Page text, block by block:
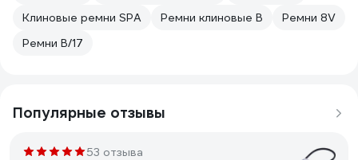
Клиновые ремни SPA
Ремни клиновые B
Ремни 8V
Ремни B/17
Популярные отзывы
53 отзыва